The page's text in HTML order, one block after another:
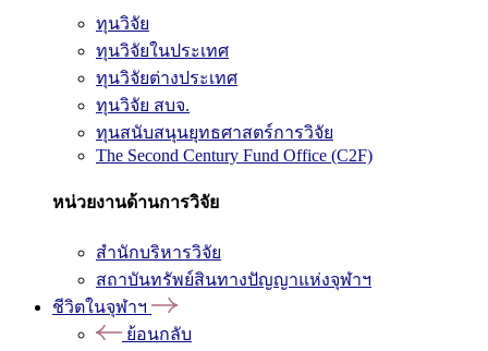
ทุนวิจัย
ทุนวิจัยในประเทศ
ทุนวิจัยต่างประเทศ
ทุนวิจัย สบจ.
ทุนสนับสนุนยุทธศาสตร์การวิจัย
The Second Century Fund Office (C2F)
หน่วยงานด้านการวิจัย
สำนักบริหารวิจัย
สถาบันทรัพย์สินทางปัญญาแห่งจุฬาฯ
ชีวิตในจุฬาฯ
ย้อนกลับ